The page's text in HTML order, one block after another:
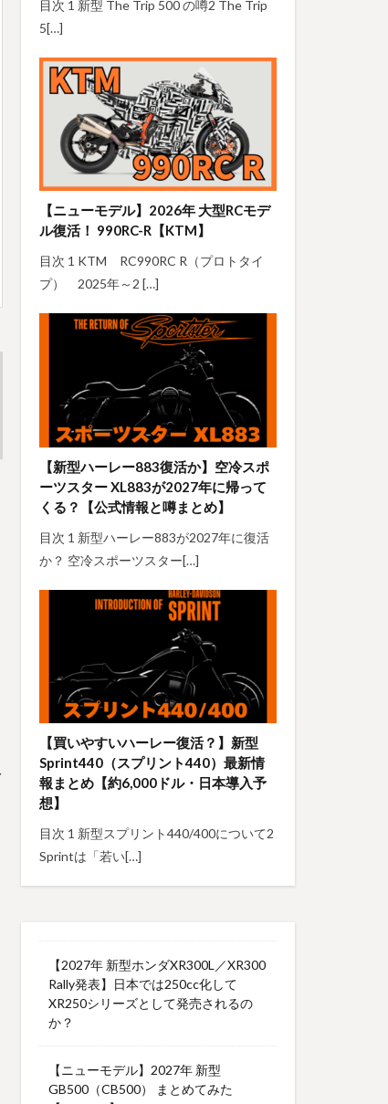
目次 1 新型 The Trip 500 の噂2 The Trip
5[…]
【ニューモデル】2026年 大型RCモデ
ル復活！ 990RC-R【KTM】
目次 1 KTM RC990RC R（プロトタイ
プ） 2025年～2 […]
【新型ハーレー883復活か】空冷スポ
ーツスター XL883が2027年に帰って
くる？【公式情報と噂まとめ】
目次 1 新型ハーレー883が2027年に復活
か？ 空冷スポーツスター[…]
【買いやすいハーレー復活？】新型
Sprint440（スプリント440）最新情
報まとめ【約6,000ドル・日本導入予
想】
目次 1 新型スプリント440/400について2
Sprintは「若い[…]
【2027年 新型ホンダXR300L／XR300
Rally発表】日本では250cc化して
XR250シリーズとして発売されるの
か？
【ニューモデル】2027年 新型
GB500（CB500） まとめてみた